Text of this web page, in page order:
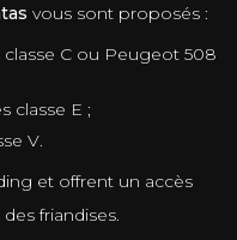
vous sont proposés :
C ou Peugeot 508
classe E ;
V.
et offrent un accès
friandises.